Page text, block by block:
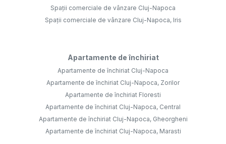
Spații comerciale de vânzare Cluj-Napoca
Spații comerciale de vânzare Cluj-Napoca, Iris
Apartamente de închiriat
Apartamente de închiriat Cluj-Napoca
Apartamente de închiriat Cluj-Napoca, Zorilor
Apartamente de închiriat Floresti
Apartamente de închiriat Cluj-Napoca, Central
Apartamente de închiriat Cluj-Napoca, Gheorgheni
Apartamente de închiriat Cluj-Napoca, Marasti